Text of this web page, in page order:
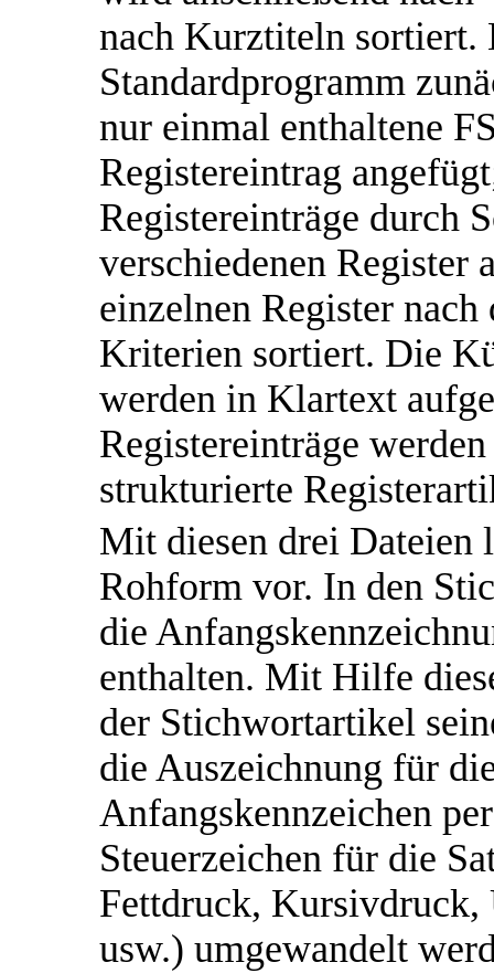
nach Kurztiteln
Standardprogramm
nur einmal enthaltene
Registereintrag
Registereinträge durch
verschiedenen Register
einzelnen Register
Kriterien sortiert. Die
werden in Klartext
Registereinträge
strukturierte
Mit diesen drei
Rohform vor. In den
die
enthalten. Mit Hilfe
der Stichwortartikel
die Auszeichnung für
Anfangskennzeichen
Steuerzeichen für die
Fettdruck,
usw.) umgewandelt